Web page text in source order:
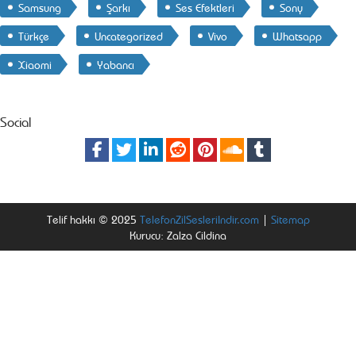
Samsung
Şarkı Ses Efektleri
Sony
Türkçe
Uncategorized Vivo
Whatsapp
Xiaomi
Yabancı
Social
Telif hakkı © 2025 TelefonZilSesleriIndir.com | Sitemap
Kurucu: Zalza Cildina